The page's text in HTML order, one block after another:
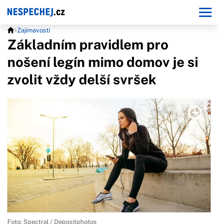
Zajímavosti
Základním pravidlem pro
nošení legín mimo domov je si
zvolit vždy delší svršek
Foto: Spectral / Depositphotos